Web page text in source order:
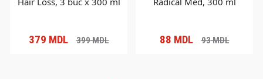
379 MDL 399MDL 88 MDL 93MDL